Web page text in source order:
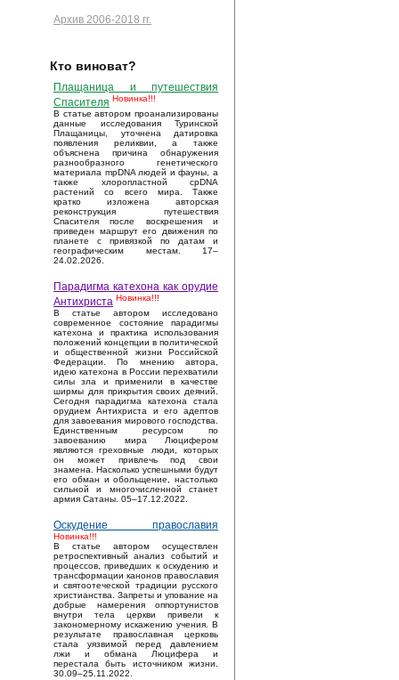
Архив 2006-2018 гг.
Кто виноват?
Плащаница и путешествия
Спасителя Новинка!!!
В статье автором проанализированы
данные исследования Туринской
Плащаницы, уточнена датировка
появления реликвии, а также
объяснена причина обнаружения
разнообразного генетического
материала mpDNA людей и фауны, а
также хлоропластной cpDNA
растений со всего мира. Также
кратко изложена авторская
реконструкция путешествия
Спасителя после воскрешения и
приведен маршрут его движения по
планете с привязкой по датам и
географическим местам. 17–
24.02.2026.
Парадигма катехона как орудие
Антихриста Новинка!!!
В статье автором исследовано
современное состояние парадигмы
катехона и практика использования
положений концепции в политической
и общественной жизни Российской
Федерации. По мнению автора,
идею катехона в России перехватили
силы зла и применили в качестве
ширмы для прикрытия своих деяний.
Сегодня парадигма катехона стала
орудием Антихриста и его адептов
для завоевания мирового господства.
Единственным ресурсом по
завоеванию мира Люцифером
являются греховные люди, которых
он может привлечь под свои
знамена. Насколько успешными будут
его обман и обольщение, настолько
сильной и многочисленной станет
армия Сатаны. 05–17.12.2022.
Оскудение православия
Новинка!!!
В статье автором осуществлен
ретроспективный анализ событий и
процессов, приведших к оскудению и
трансформации канонов православия
и святоотеческой традиции русского
христианства. Запреты и упование на
добрые намерения оппортунистов
внутри тела церкви привели к
закономерному искажению учения. В
результате православная церковь
стала уязвимой перед давлением
лжи и обмана Люцифера и
перестала быть источником жизни.
30.09–25.11.2022.